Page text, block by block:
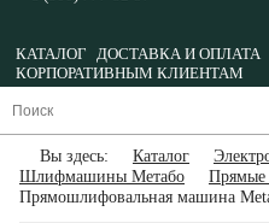
КАТАЛОГ ДОСТАВКА И ОПЛАТА
КОРПОРАТИВНЫМ КЛИЕНТАМ
Вы здесь: Каталог
Шлифмашины Метабо
Прямошлифовальная машина